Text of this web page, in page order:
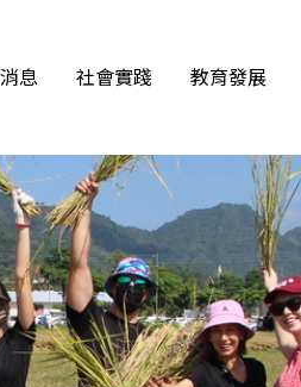
息 社會實踐 教育發展